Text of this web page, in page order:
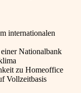
internationalen
Nationalbank
zu Homeoffice
Vollzeitbasis